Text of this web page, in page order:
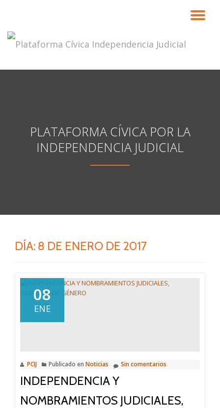
contenido
PLATAFORMA CÍVICA POR LA
INDEPENDENCIA JUDICIAL
DÍA: 8 DE ENERO DE 2017
08
ENE
PCIJ Publicado en Noticias Sin comentarios
INDEPENDENCIA Y
NOMBRAMIENTOS JUDICIALES,